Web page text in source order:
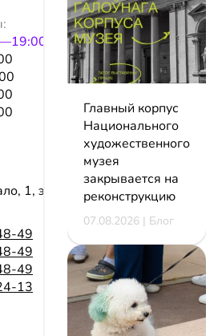
1, эт. 3, оф. 5
49
49
49
13
Главный корпус
Национального
художественного
музея
закрывается на
реконструкцию
07.08.2026 | Блог